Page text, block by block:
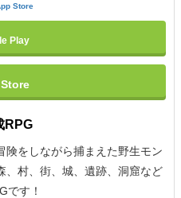
Store
Play
RPG
険をしながら捕まえた野生モン
、村、街、城、遺跡、洞窟など
です！